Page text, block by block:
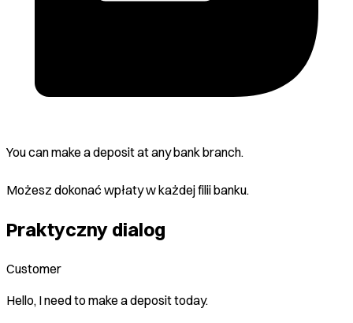
You can make a deposit at any bank branch.
Możesz dokonać wpłaty w każdej filii banku.
Praktyczny dialog
Customer
Hello, I need to make a deposit today.